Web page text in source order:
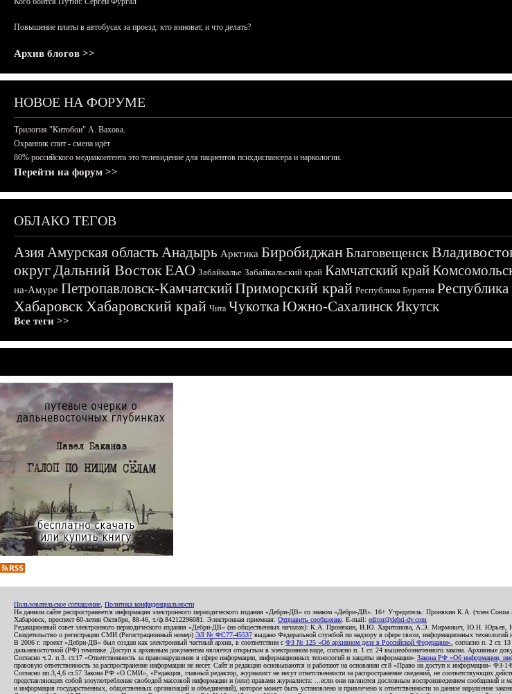
Повышение платы в автобусах за проезд: кто виноват, и что делать?
Архив блогов >>
НОВОЕ НА ФОРУМЕ
Трилогия "Китобои" А. Вахова.
Охранник спит - смена идёт
80% российского медиаконтента это телевидение для пациентов психдиспансера и наркологии.
Перейти на форум >>
ОБЛАКО ТЕГОВ
АзияАмурская область Анадырь Арктика БиробиджанБлаговещенск
округДальний ВостокЕАО Забайкалье Забайкальский край Камчатский край
на-Амуре Петропавловск-КамчатскийПриморский край Республика Бурятия
ХабаровскХабаровский край Чита ЧукоткаЮжно-СахалинскЯкутск
Все теги >>
Пользовательское соглашение Политика конфиденциальности
На данном сайте распространяется информация электронного периодического издания «Дебри-ДВ» со знаком «Дебри-ДВ». 16+ Учредитель: Пронякин К.А. (член
Хабаровск, проспект 60-летия Октября, 88-46, т./ф.84212296081. Электронная приемная: Отправить сообщение . E-mail: editor@debri-dv.com
Редакционный совет электронного периодического издания «Дебри-ДВ» (на общественных началах): К.А. Пронякин, И.Ю. Харитонова, А.Э. Мирмович, Ю.Н.
Свидетельство о регистрации СМИ (Регистрационный номер) ЭЛ № ФС77-45537 выдано Федеральной службой по надзору в сфере связи, информационных
В 2006 г. проект «Дебри-ДВ» был создан как электронный частный архив, в соответствии с ФЗ № 125 «Об архивном деле в Российской Федерации» , согласно п. 2 ст.
дальневосточной (РФ) тематике. Доступ к архивным документам является открытым в электронном виде, согласно п. 1 ст. 24 вышеобозначенного закона. Архивные
Согласно ч.2. п.3. ст.17 «Ответственность за правонарушения в сфере информации, информационных технологий и защиты информации» Закона РФ «Об информации,
правовую ответственность за распространение информации не несет. Сайт и редакция основываются и работают на основании ст.8 «Право на доступ к информации» ФЗ-
Согласно пп.3,4,6 ст.57 Закона РФ «О СМИ», «Редакция, главный редактор, журналист не несут ответственности за распространение сведений, не соответствующих
представляющих собой злоупотребление свободой массовой информации и (или) правами журналиста: ...если они являются дословным воспроизведением сообщений и
и информация государственных, общественных организаций и объединений), которое может быть установлено и привлечено к ответственности за данное нарушение